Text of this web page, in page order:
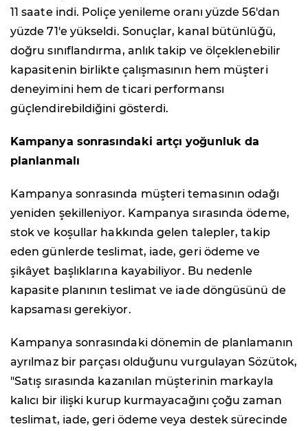
11 saate indi. Poliçe yenileme oranı yüzde 56'dan
yüzde 71'e yükseldi. Sonuçlar, kanal bütünlüğü,
doğru sınıflandırma, anlık takip ve ölçeklenebilir
kapasitenin birlikte çalışmasının hem müşteri
deneyimini hem de ticari performansı
güçlendirebildiğini gösterdi.
Kampanya sonrasındaki artçı yoğunluk da
planlanmalı
Kampanya sonrasında müşteri temasının odağı
yeniden şekilleniyor. Kampanya sırasında ödeme,
stok ve koşullar hakkında gelen talepler, takip
eden günlerde teslimat, iade, geri ödeme ve
şikâyet başlıklarına kayabiliyor. Bu nedenle
kapasite planının teslimat ve iade döngüsünü de
kapsaması gerekiyor.
Kampanya sonrasındaki dönemin de planlamanın
ayrılmaz bir parçası olduğunu vurgulayan Sözütok,
"Satış sırasında kazanılan müşterinin markayla
kalıcı bir ilişki kurup kurmayacağını çoğu zaman
teslimat, iade, geri ödeme veya destek sürecinde